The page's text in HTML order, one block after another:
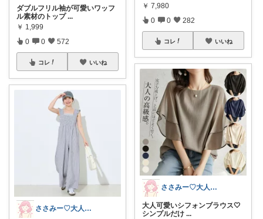
ダブルフリル袖が可愛いワッフ
ル素材のトップ ...
￥ 1,999
0 0 572
コレ いいね
ささみー♡大人可愛いファッション
￥ 7,980
0 0 282
コレ いいね
ささみー♡大人可愛いファッション
大人可愛いシフォンブラウス🤍
シンプルだけ ...